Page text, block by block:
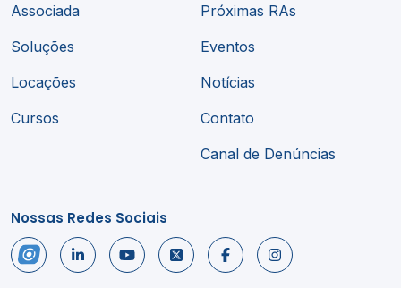
Associada
Soluções
Locações
Cursos
Próximas RAs
Eventos
Notícias
Contato
Canal de Denúncias
Nossas Redes Sociais